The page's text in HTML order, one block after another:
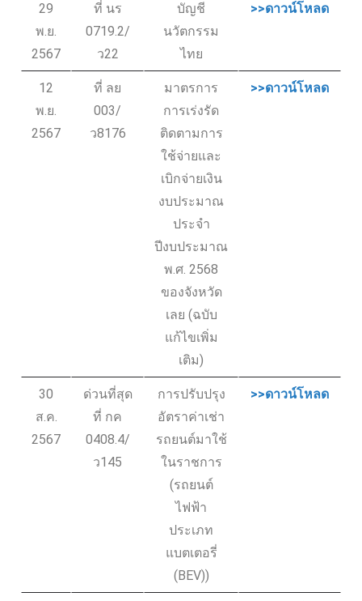
29
พ.ย.
2567
ที่ นร
0719.2/
ว22
บัญชี
นวัตกรรม
ไทย
>>ดาวน์โหลด
12
พ.ย.
2567
ที่ ลย
003/
ว8176
มาตรการ
การเร่งรัด
ติดตามการ
ใช้จ่ายและ
เบิกจ่ายเงิน
งบประมาณ
ประจำ
ปีงบประมาณ
พ.ศ. 2568
ของจังหวัด
เลย (ฉบับ
แก้ไขเพิ่ม
เติม)
>>ดาวน์โหลด
30
ส.ค.
2567
ด่วนที่สุด
ที่ กค
0408.4/
ว145
การปรับปรุง
อัตราค่าเช่า
รถยนต์มาใช้
ในราชการ
(รถยนต์
ไฟฟ้า
ประเภท
แบตเตอรี่
(BEV))
>>ดาวน์โหลด